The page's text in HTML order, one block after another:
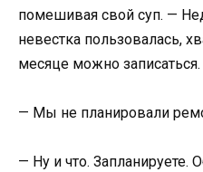
помешивая свой суп. —
невестка пользовалась,
месяце можно записаться.
— Мы не планировали
— Ну и что. Запланируете.